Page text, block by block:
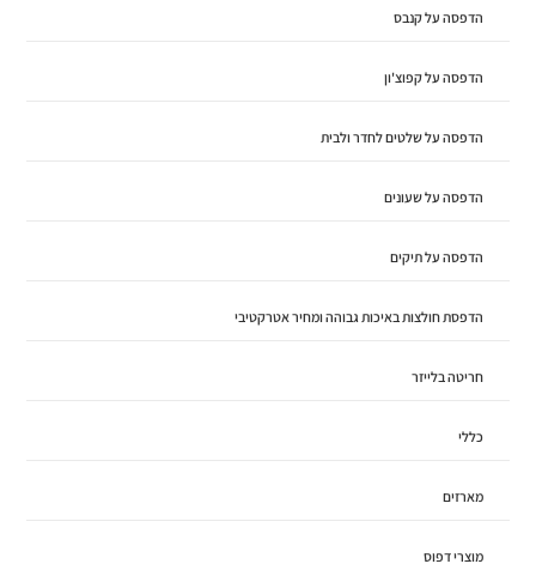
הדפסה על קנבס
הדפסה על קפוצ'ון
הדפסה על שלטים לחדר ולבית
הדפסה על שעונים
הדפסה על תיקים
הדפסת חולצות באיכות גבוהה ומחיר אטרקטיבי
חריטה בלייזר
כללי
מארזים
מוצרי דפוס